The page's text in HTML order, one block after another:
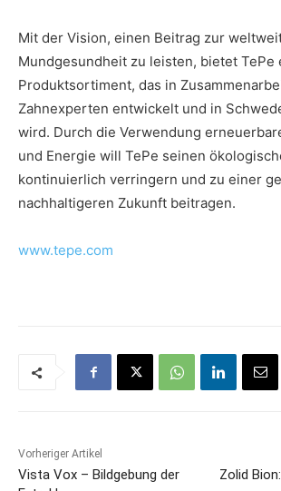
Mit der Vision, einen Beitrag zur
Mundgesundheit zu leisten, bietet TePe
Produktsortiment, das in
Zahnexperten entwickelt und in
wird. Durch die Verwendung
und Energie will TePe seinen
kontinuierlich verringern und zu einer
nachhaltigeren Zukunft beitragen.
www.tepe.com
Vorheriger Artikel
Vista Vox – Bildgebung der
Zolid